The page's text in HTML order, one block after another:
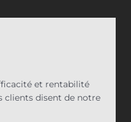
et rentabilité
clients disent de notre